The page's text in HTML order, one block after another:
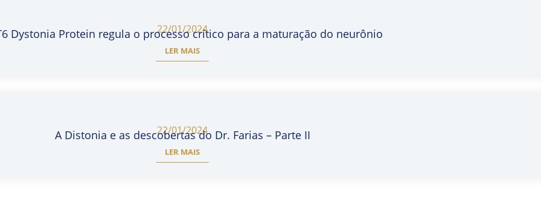
22/01/2024
Dystonia Protein regula o processo crítico para a maturação do neurônio
LER MAIS
22/01/2024
A Distonia e as descobertas do Dr. Farias – Parte II
LER MAIS